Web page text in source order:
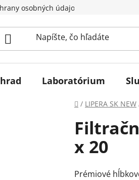
osobných údajov
Laboratórium
Domov
/ LIPERA SK NEW
x 20
Prémiové